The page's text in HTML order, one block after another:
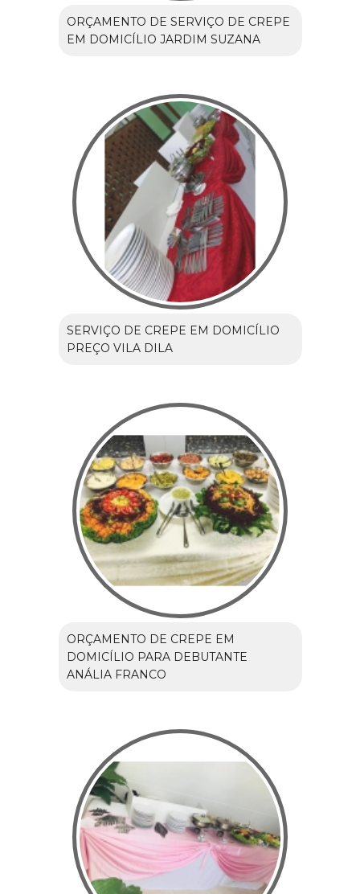
ORÇAMENTO DE SERVIÇO DE CREPE
EM DOMICÍLIO JARDIM SUZANA
SERVIÇO DE CREPE EM DOMICÍLIO
PREÇO VILA DILA
ORÇAMENTO DE CREPE EM
DOMICÍLIO PARA DEBUTANTE
ANÁLIA FRANCO